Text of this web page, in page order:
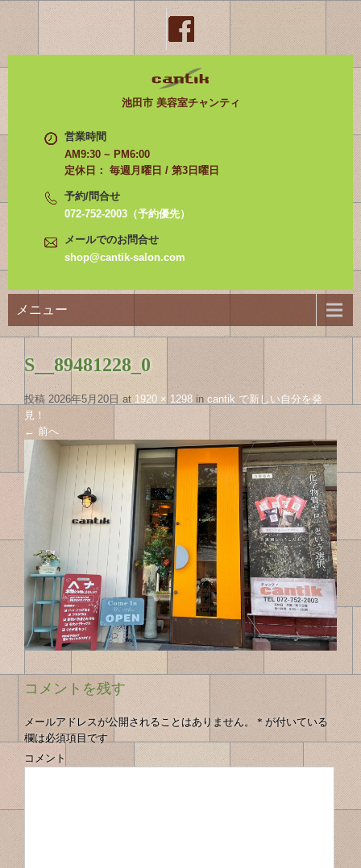
池田市 美容室チャンティ
営業時間
AM9:30 ~ PM6:00
定休日： 毎週月曜日 / 第3日曜日
予約/問合せ
072-752-2003（予約優先）
メールでのお問合せ
shop@cantik-salon.com
メニュー
S__89481228_0
投稿2026年5月20日at 1920 × 1298 in cantik で新しい自分を発
見！
← 前へ
コメントを残す
メールアドレスが公開されることはありません。 * が付いている
欄は必須項目です
コメント